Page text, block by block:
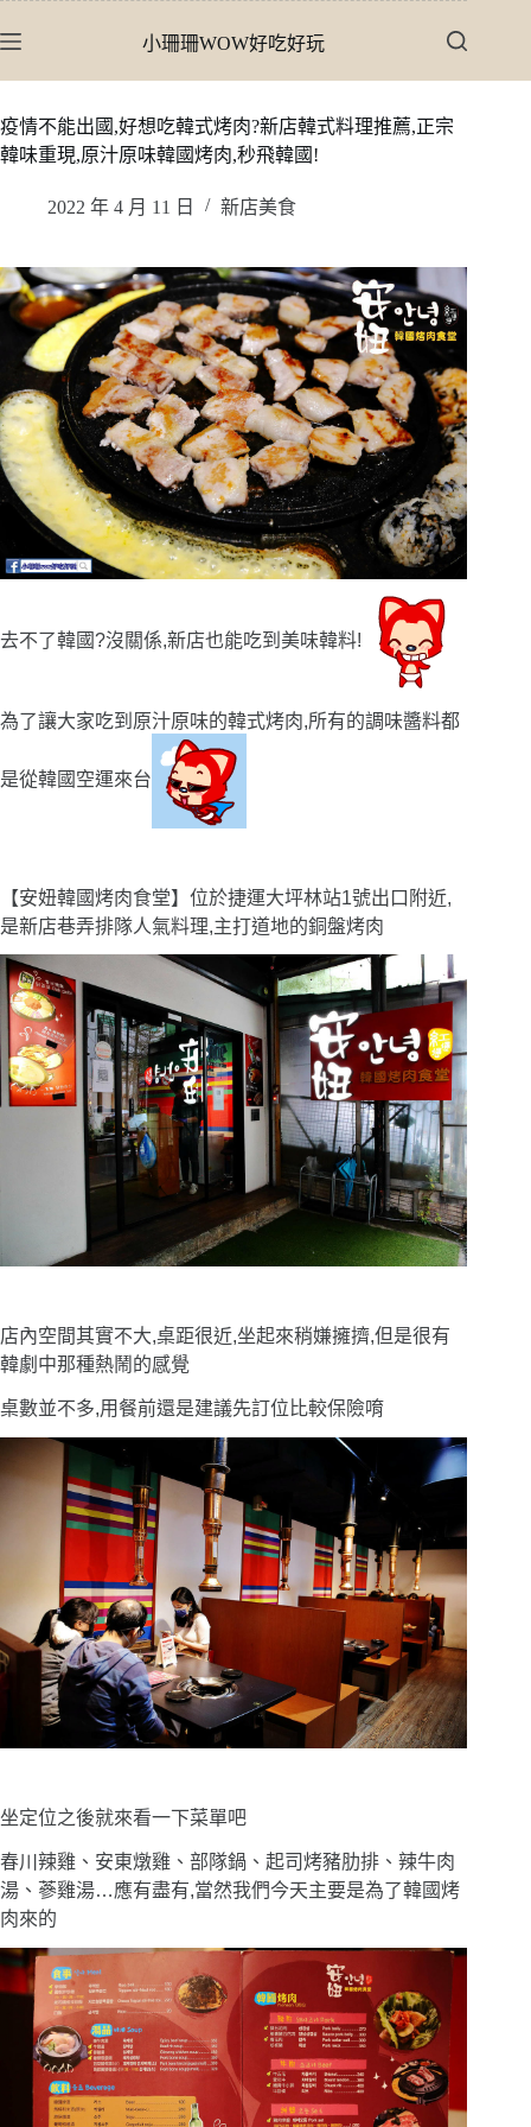
至
內
容
小珊珊WOW好吃好玩
疫情不能出國,好想吃韓式烤肉?新店韓式料理推薦,正宗
韓味重現,原汁原味韓國烤肉,秒飛韓國!
2022 年 4 月 11 日 新店美食
去不了韓國?沒關係,新店也能吃到美味韓料!
為了讓大家吃到原汁原味的韓式烤肉,所有的調味醬料都
是從韓國空運來台
【安妞韓國烤肉食堂】位於捷運大坪林站1號出口附近,
是新店巷弄排隊人氣料理,主打道地的銅盤烤肉
店內空間其實不大,桌距很近,坐起來稍嫌擁擠,但是很有
韓劇中那種熱鬧的感覺
桌數並不多,用餐前還是建議先訂位比較保險唷
坐定位之後就來看一下菜單吧
春川辣雞、安東燉雞、部隊鍋、起司烤豬肋排、辣牛肉
湯、蔘雞湯…應有盡有,當然我們今天主要是為了韓國烤
肉來的